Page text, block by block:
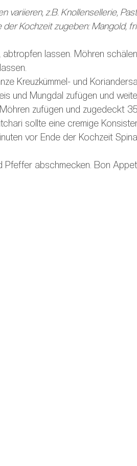
variieren, z.B. Knollensellerie,
Kochzeit zugeben: Mangold,
lassen. Möhren
Kreuzkümmel- und
und Mungdal zufügen und
zufügen und zugedeckt
sollte eine cremige
vor Ende der Kochzeit
Pfeffer abschmecken. Bon